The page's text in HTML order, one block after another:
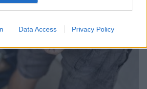
Data Access Privacy Policy